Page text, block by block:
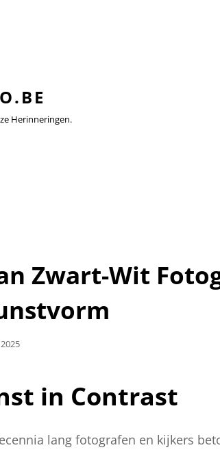
Herinneringen.
Zwart-Wit
in Contrast
lang fotografen en kijkers